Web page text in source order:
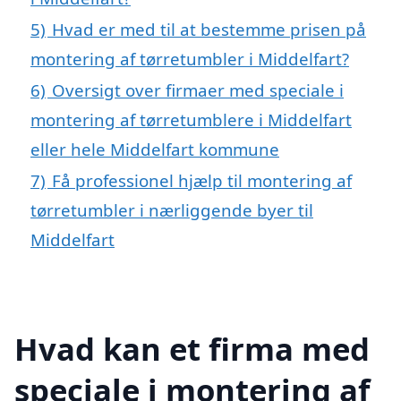
5) Hvad er med til at bestemme prisen på
montering af tørretumbler i Middelfart?
6) Oversigt over firmaer med speciale i
montering af tørretumblere i Middelfart
eller hele Middelfart kommune
7) Få professionel hjælp til montering af
tørretumbler i nærliggende byer til
Middelfart
Hvad kan et firma med
speciale i montering af